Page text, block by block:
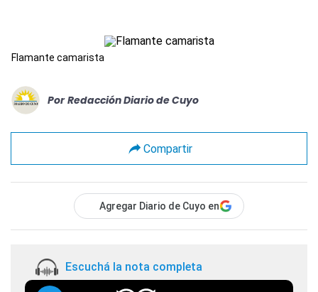
Flamante camarista
Por Redacción Diario de Cuyo
Compartir
Agregar Diario de Cuyo en
Escuchá la nota completa